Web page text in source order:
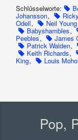
Schlüsselworte:
Johansson,
Odell, Neil Young
Babyshambles,
Peebles, James
Patrick Walden,
Keith Richards,
King, Louis
Pop,